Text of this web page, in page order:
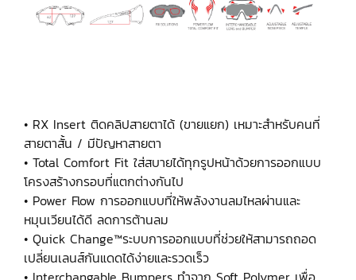
• RX Insert ติดคลิปสายตาได้ (ขายแยก) เหมาะสำหรับคนที่
สายตาสั้น / มีปัญหาสายตา
• Total Comfort Fit ใส่สบายได้ทุกรูปหน้าด้วยการออกแบบ
โครงสร้างกรอบที่แตกต่างกันไป
• Power Flow การออกแบบที่ให้พลังงานลมไหลผ่านและ
หมุนเวียนได้ดี ลดการต้านลม
• Quick Change™ระบบการออกแบบที่ช่วยให้สามารถถอด
เปลี่ยนเลนส์กันแดดได้ง่ายและรวดเร็ว